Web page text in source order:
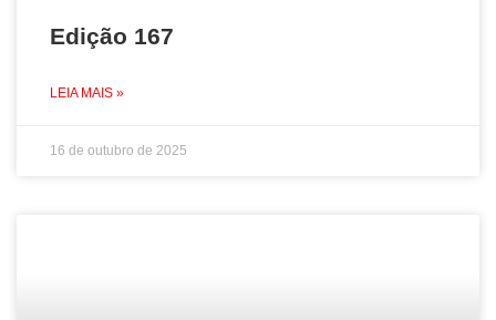
Edição 167
LEIA MAIS »
16 de outubro de 2025